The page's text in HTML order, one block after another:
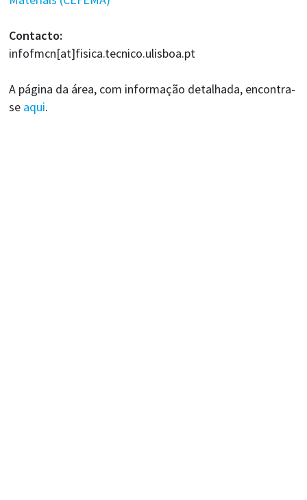
Contacto:
infofmcn[at]fisica.tecnico.ulisboa.pt
A página da área, com informação detalhada, encontra-
se aqui.